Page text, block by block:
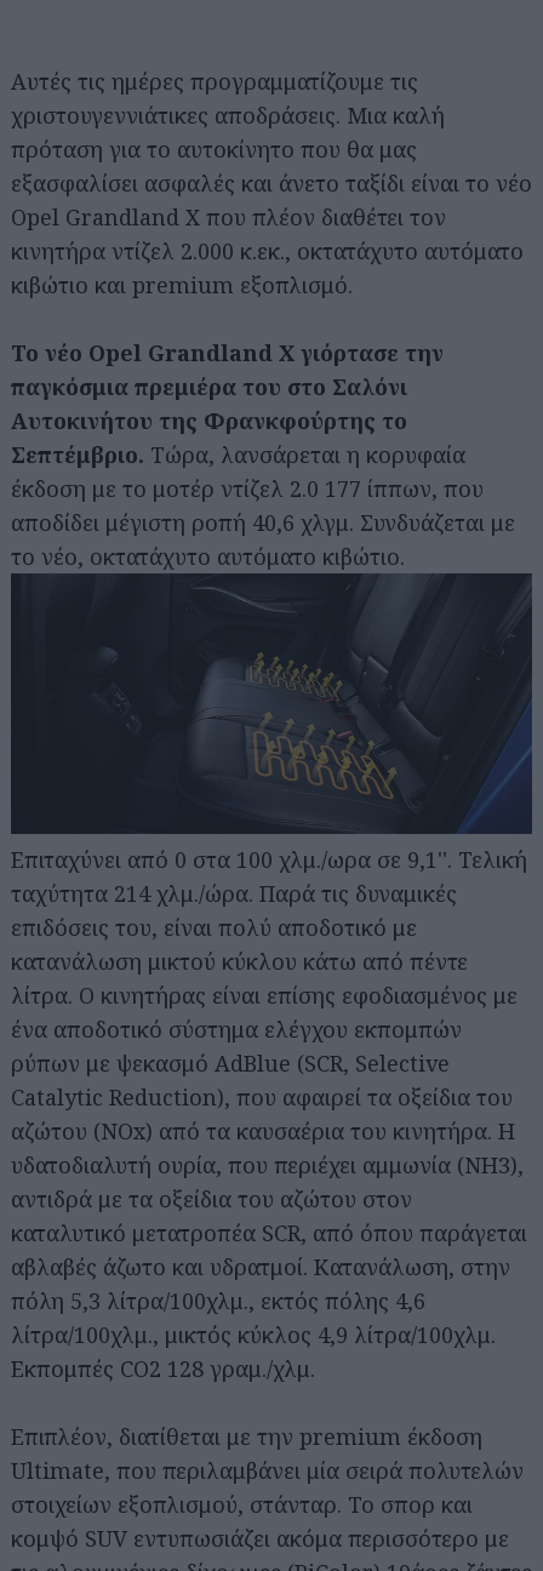
Αυτές τις ημέρες προγραμματίζουμε τις
χριστουγεννιάτικες αποδράσεις. Μια καλή
πρόταση για το αυτοκίνητο που θα μας
εξασφαλίσει ασφαλές και άνετο ταξίδι είναι το νέο
Opel Grandland X που πλέον διαθέτει τον
κινητήρα ντίζελ 2.000 κ.εκ., οκτατάχυτο αυτόματο
κιβώτιο και premium εξοπλισμό.
Το νέο Opel Grandland X γιόρτασε την
παγκόσμια πρεμιέρα του στο Σαλόνι
Αυτοκινήτου της Φρανκφούρτης το
Σεπτέμβριο. Τώρα, λανσάρεται η κορυφαία
έκδοση με το μοτέρ ντίζελ 2.0 177 ίππων, που
αποδίδει μέγιστη ροπή 40,6 χλγμ. Συνδυάζεται με
το νέο, οκτατάχυτο αυτόματο κιβώτιο.
Επιταχύνει από 0 στα 100 χλμ./ωρα σε 9,1''. Τελική
ταχύτητα 214 χλμ./ώρα. Παρά τις δυναμικές
επιδόσεις του, είναι πολύ αποδοτικό με
κατανάλωση μικτού κύκλου κάτω από πέντε
λίτρα. Ο κινητήρας είναι επίσης εφοδιασμένος με
ένα αποδοτικό σύστημα ελέγχου εκπομπών
ρύπων με ψεκασμό AdBlue (SCR, Selective
Catalytic Reduction), που αφαιρεί τα οξείδια του
αζώτου (NOx) από τα καυσαέρια του κινητήρα. Η
υδατοδιαλυτή ουρία, που περιέχει αμμωνία (NH3),
αντιδρά με τα οξείδια του αζώτου στον
καταλυτικό μετατροπέα SCR, από όπου παράγεται
αβλαβές άζωτο και υδρατμοί. Κατανάλωση, στην
πόλη 5,3 λίτρα/100χλμ., εκτός πόλης 4,6
λίτρα/100χλμ., μικτός κύκλος 4,9 λίτρα/100χλμ.
Εκπομπές CO2 128 γραμ./χλμ.
Επιπλέον, διατίθεται με την premium έκδοση
Ultimate, που περιλαμβάνει μία σειρά πολυτελών
στοιχείων εξοπλισμού, στάνταρ. Το σπορ και
κομψό SUV εντυπωσιάζει ακόμα περισσότερο με